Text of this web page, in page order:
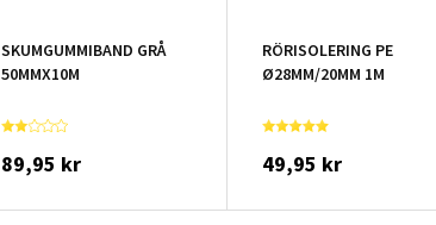
SKUMGUMMIBAND GRÅ
50MMX10M
89,95 kr
RÖRISOLERING PE
Ø28MM/20MM 1M
49,95 kr